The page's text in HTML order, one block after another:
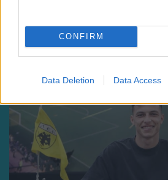
CONFIRM
Data Deletion Data Access